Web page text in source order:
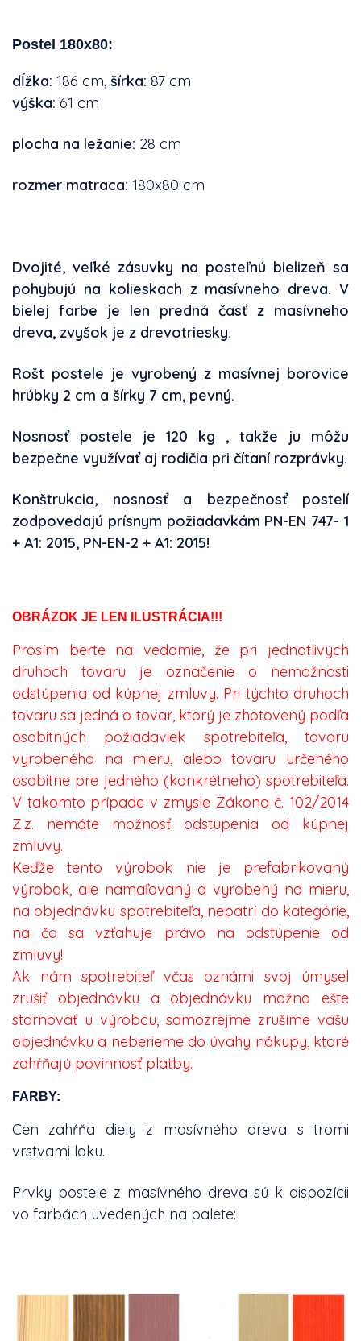
Postel 180x80:
dĺžka: 186 cm, šírka: 87 cm
výška: 61 cm
plocha na ležanie: 28 cm
rozmer matraca: 180x80 cm
Dvojité, veľké zásuvky na posteľnú bielizeň sa
pohybujú na kolieskach z masívneho dreva. V
bielej farbe je len predná časť z masívneho
dreva, zvyšok je z drevotriesky.
Rošt postele je vyrobený z masívnej borovice
hrúbky 2 cm a šírky 7 cm, pevný.
Nosnosť postele je 120 kg , takže ju môžu
bezpečne využívať aj rodičia pri čítaní rozprávky.
Konštrukcia, nosnosť a bezpečnosť postelí
zodpovedajú prísnym požiadavkám PN-EN 747- 1
+ A1: 2015, PN-EN-2 + A1: 2015!
OBRÁZOK JE LEN ILUSTRÁCIA!!!
Prosím berte na vedomie, že pri jednotlivých
druhoch tovaru je označenie o nemožnosti
odstúpenia od kúpnej zmluvy. Pri týchto druhoch
tovaru sa jedná o tovar, ktorý je zhotovený podľa
osobitných požiadaviek spotrebiteľa, tovaru
vyrobeného na mieru, alebo tovaru určeného
osobitne pre jedného (konkrétneho) spotrebiteľa.
V takomto prípade v zmysle Zákona č. 102/2014
Z.z. nemáte možnosť odstúpenia od kúpnej
zmluvy.
Keďže tento výrobok nie je prefabrikovaný
výrobok, ale namaľovaný a vyrobený na mieru,
na objednávku spotrebiteľa, nepatrí do kategórie,
na čo sa vzťahuje právo na odstúpenie od
zmluvy!
Ak nám spotrebiteľ včas oznámi svoj úmysel
zrušiť objednávku a objednávku možno ešte
stornovať u výrobcu, samozrejme zrušíme vašu
objednávku a neberieme do úvahy nákupy, ktoré
zahŕňajú povinnosť platby.
FARBY:
Cen zahŕňa diely z masívného dreva s tromi
vrstvami laku.
Prvky postele z masívného dreva sú k dispozícii
vo farbách uvedených na palete: